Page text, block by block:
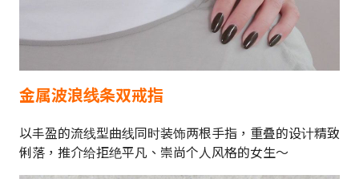
金属波浪线条双戒指
以丰盈的流线型曲线同时装饰两根手指，重叠的设计精致
俐落，推介给拒绝平凡、崇尚个人风格的女生～